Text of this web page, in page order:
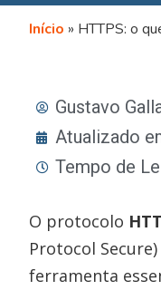
Início » HTTPS: o
Gustavo
Atualizado
Tempo de
O protocolo
Protocol
ferramenta